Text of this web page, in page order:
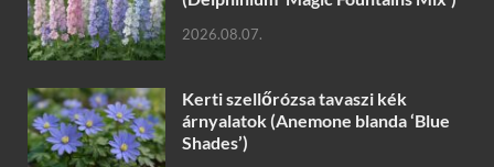
2026.08.07.
Kerti szellőrózsa tavaszi kék
árnyalatok (Anemone blanda ‘Blue
Shades’)